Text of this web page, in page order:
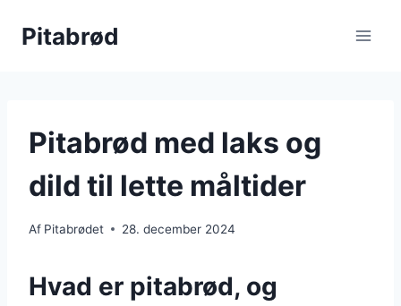
Pitabrød
Pitabrød med laks og
dild til lette måltider
Af Pitabrødet 28. december 2024
Hvad er pitabrød, og